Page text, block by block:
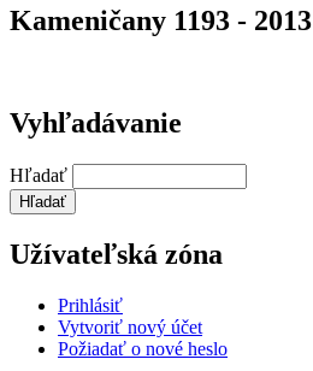
Kameničany 1193 - 2013
Vyhľadávanie
Hľadať
Užívateľská zóna
Prihlásiť
Vytvoriť nový účet
Požiadať o nové heslo